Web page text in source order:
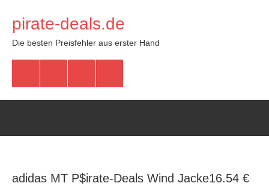
Inhalt
springen
pirate-deals.de
Die besten Preisfehler aus erster Hand
adidas MT P$irate-Deals Wind Jacke16.54 €